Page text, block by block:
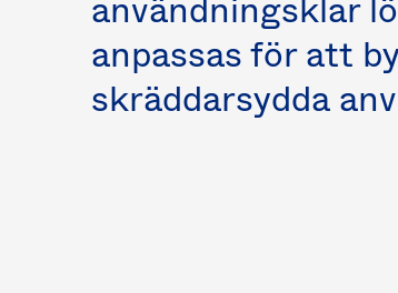
anpassas för att
skräddarsydda